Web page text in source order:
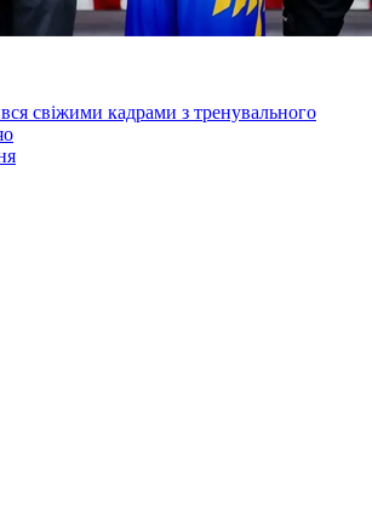
свіжими кадрами з тренувального